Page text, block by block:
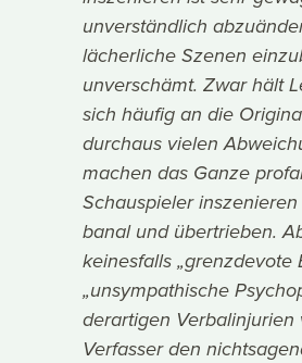
unverständlich
lächerliche Szenen
unverschämt. Zwar hält
sich häufig an die
durchaus vielen
machen das Ganze
Schauspieler
banal und übertrieben.
keinesfalls „grenzdevote
„unsympathische
derartigen Verbalinjurien
Verfasser den